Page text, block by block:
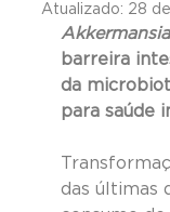
Atualizado: 28
barreira
da
para saúde
das últimas